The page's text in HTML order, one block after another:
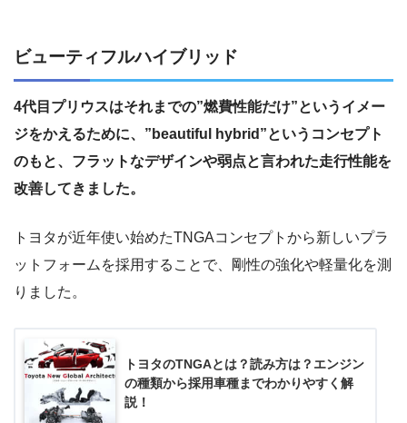
ビューティフルハイブリッド
4代目プリウスはそれまでの”燃費性能だけ”というイメー
ジをかえるために、”beautiful hybrid”というコンセプト
のもと、フラットなデザインや弱点と言われた走行性能を
改善してきました。
トヨタが近年使い始めたTNGAコンセプトから新しいプラ
ットフォームを採用することで、剛性の強化や軽量化を測
りました。
トヨタのTNGAとは？読み方は？エンジン
の種類から採用車種までわかりやすく解
説！